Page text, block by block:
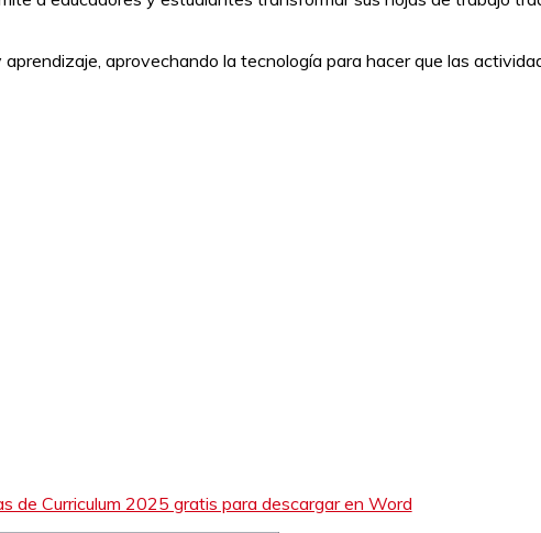
aprovechando la tecnología para hacer que las
de Curriculum 2025 gratis para descargar en Word